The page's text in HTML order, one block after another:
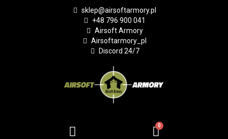
sklep@airsoftarmory.pl
+48 796 900 041
Airsoft Armory
Airsoftarmory_pl
Discord 24/7